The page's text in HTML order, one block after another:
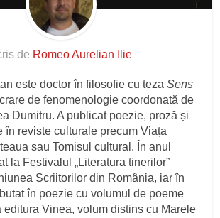
de Romeo Aurelian Ilie
este doctor în filosofie cu tezaSens
de fenomenologie coordonată de
Dumitru. A publicat poezie, proză și
în reviste culturale precum Viața
sau Tomisul cultural. În anul
la Festivalul „Literatura tinerilor”
Scriitorilor din România, iar în
în poezie cu volumul de poeme
editura Vinea, volum distins cu Marele